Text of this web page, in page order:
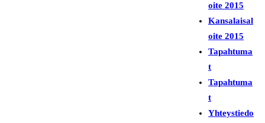
oite 2015
Kansalaisal
oite 2015
Tapahtuma
t
Tapahtuma
t
Yhteystiedo